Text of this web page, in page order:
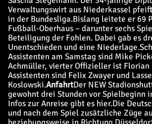
Verwaltungswirt aus Niederkassel
in der Bundesliga.Bislang leitete er 69
Fußball-Oberhaus – darunter sechs
Beteiligung der Fohlen. Dabei gab es
Unentschieden und eine Niederlage.
Assistenten am Samstag sind Mike
Achmüller, vierter Offizieller ist Florian
Assistenten sind Felix Zwayer und Lasse
Koslowski.AnfahrtDer NEW
gewohnt drei Stunden vor Spielbeginn
Infos zur Anreise gibt es hier.Die
und nach dem Spiel zusätzliche Züge